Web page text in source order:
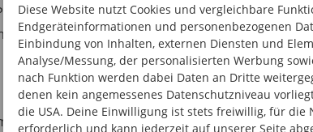
Diese Website nutzt Cookies und vergleichbare
Endgeräteinformationen und personenbezogenen
Einbindung von Inhalten, externen Diensten und
Analyse/Messung, der personalisierten Werbung
nach Funktion werden dabei Daten an Dritte
denen kein angemessenes Datenschutzniveau
die USA. Deine Einwilligung ist stets freiwillig, für
erforderlich und kann jederzeit auf unserer Seite
Übungen, Teamaufgaben und
Spaß und schulen soziale
Anmeldungen sind jederzeit